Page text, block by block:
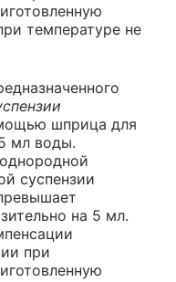
температуре не
шприца для
мл воды.
суспензии
на 5 мл.
при